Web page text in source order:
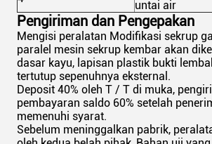
untai air
Pengiriman dan Pengepakan
Mengisi peralatan Modifikasi sekrup
paralel mesin sekrup kembar akan
dasar kayu, lapisan plastik bukti
tertutup sepenuhnya eksternal.
Deposit 40% oleh T / T di muka,
pembayaran saldo 60% setelah
memenuhi syarat.
Sebelum meninggalkan pabrik,